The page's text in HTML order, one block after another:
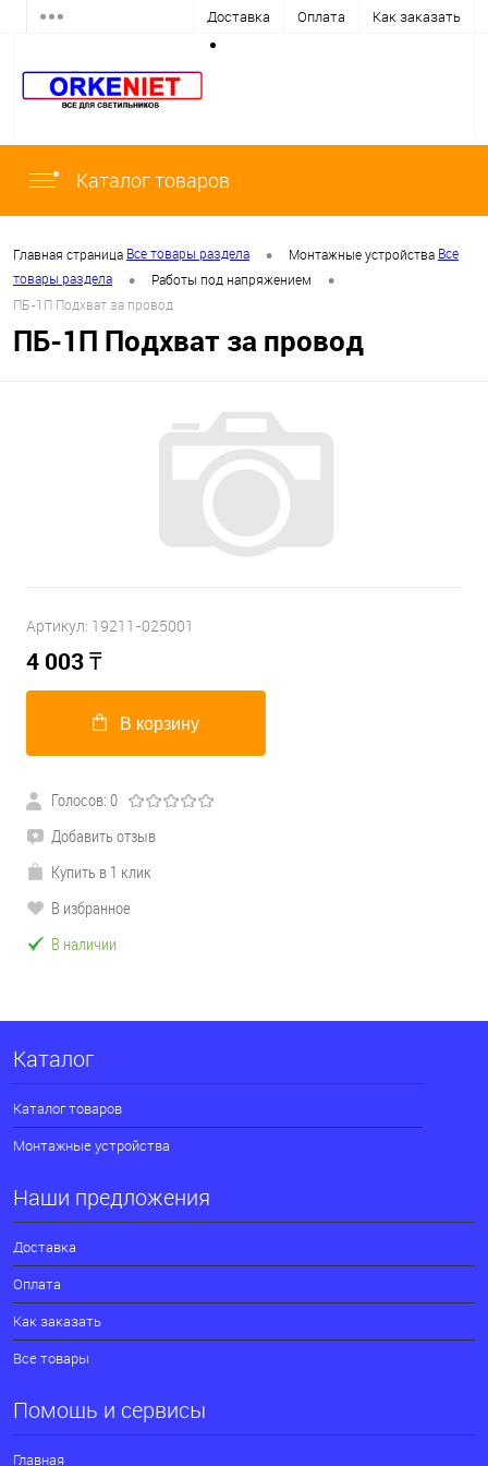
Доставка Оплата Как заказать
Каталог товаров
Главная страница Все товары раздела • Монтажные устройства Все
товары раздела
• Работы под напряжением •
ПБ-1П Подхват за провод
ПБ-1П Подхват за провод
Артикул: 19211-025001
4 003₸
В корзину
Голосов: 0
Добавить отзыв
Купить в 1 клик
В избранное
В наличии
Каталог
Каталог товаров
Монтажные устройства
Наши предложения
Доставка
Оплата
Как заказать
Все товары
Помощь и сервисы
Главная